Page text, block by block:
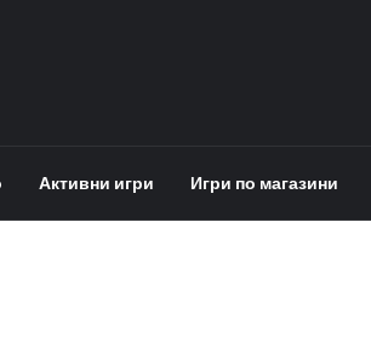
Активни игри Игри по магазини